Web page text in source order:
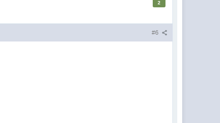
2
#6